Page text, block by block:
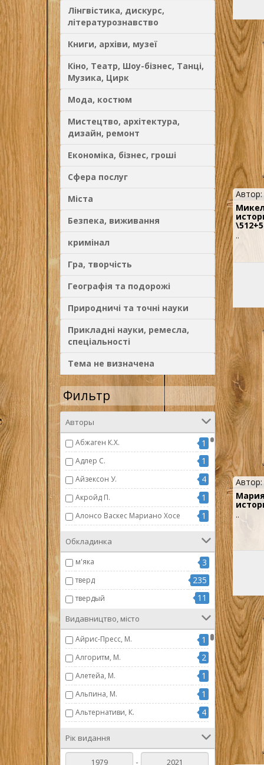
Лінгвістика, дискурс,
літературознавство
Книги, архіви, музеї
Кіно, Театр, Шоу-бізнес, Танці,
Музика, Цирк
Мода, костюм
Мистецтво, архітектура,
дизайн, ремонт
Економіка, бізнес, гроші
Сфера послуг
Міста
Безпека, виживання
кримінал
Гра, творчість
Географія та подорожі
Природничі та точні науки
Прикладні науки, ремесла,
спеціальності
Тема не визначена
Фильтр
Авторы
Абжаген К.Х. 1
Адлер С. 1
Айзексон У. 4
Акройд П. 1
Алонсо Васкес Мариано Хосе 1
Андерсон М. 1
Андреев И. 1
Армстронг Карен 1
1
Бабен Пьер
Балканский А 1
Бар-Зохар М. 1
Бартон Бланш 1
Бах Ст. 1
Бедарида Ф. 1
Беллок Хилэр 1
Бенгтсон Г 1
Обкладинка
м'яка 3
тверд 235
твердый 11
Видавництво, місто
Айрис-Пресс, М. 1
Алгоритм, М. 2
Алетейа, М. 1
Альпина, М. 1
Альтернативи, К. 4
АСТ, М. 24
Рік видання
-
Автор:
..
Автор:
..